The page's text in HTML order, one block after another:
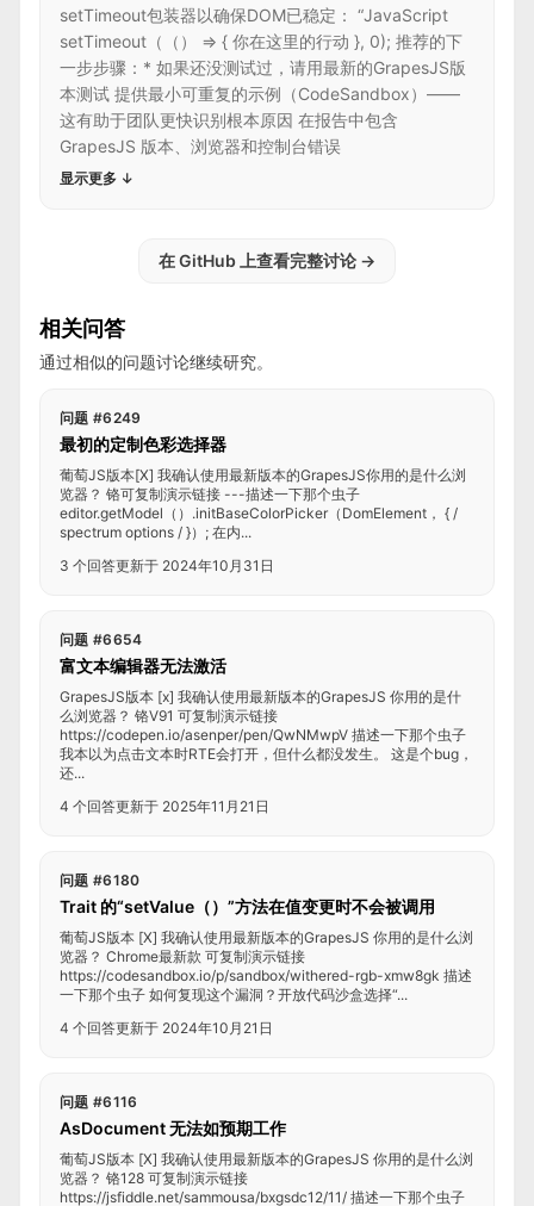
setTimeout包装器以确保DOM已稳定： “JavaScript
setTimeout（（） => { 你在这里的行动 }, 0); 推荐的下
一步步骤：* 如果还没测试过，请用最新的GrapesJS版
本测试 提供最小可重复的示例（CodeSandbox）——
这有助于团队更快识别根本原因 在报告中包含
GrapesJS 版本、浏览器和控制台错误
显示更多 ↓
在 GitHub 上查看完整讨论 →
相关问答
通过相似的问题讨论继续研究。
问题 #6249
最初的定制色彩选择器
葡萄JS版本[X] 我确认使用最新版本的GrapesJS你用的是什么浏
览器？ 铬可复制演示链接 ---描述一下那个虫子
editor.getModel（）.initBaseColorPicker（DomElement， { /
spectrum options / }）; 在内...
3 个回答更新于 2024年10月31日
问题 #6654
富文本编辑器无法激活
GrapesJS版本 [x] 我确认使用最新版本的GrapesJS 你用的是什
么浏览器？ 铬V91 可复制演示链接
https://codepen.io/asenper/pen/QwNMwpV 描述一下那个虫子
我本以为点击文本时RTE会打开，但什么都没发生。 这是个bug，
还...
4 个回答更新于 2025年11月21日
问题 #6180
Trait 的“setValue（）”方法在值变更时不会被调用
葡萄JS版本 [X] 我确认使用最新版本的GrapesJS 你用的是什么浏
览器？ Chrome最新款 可复制演示链接
https://codesandbox.io/p/sandbox/withered-rgb-xmw8gk 描述
一下那个虫子 如何复现这个漏洞？开放代码沙盒选择“...
4 个回答更新于 2024年10月21日
问题 #6116
AsDocument 无法如预期工作
葡萄JS版本 [X] 我确认使用最新版本的GrapesJS 你用的是什么浏
览器？ 铬128 可复制演示链接
https://jsfiddle.net/sammousa/bxgsdc12/11/ 描述一下那个虫子